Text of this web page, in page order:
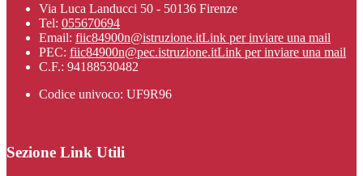
Via Luca Landucci 50 - 50136 Firenze
Tel: 055670694
Email: fiic84900n@istruzione.itLink per inviare una mail
PEC: fiic84900n@pec.istruzione.itLink per inviare una mail
C.F.: 94188530482
Codice univoco: UF9R96
Sezione Link Utili